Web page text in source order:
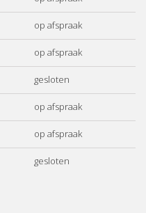
op afspraak
op afspraak
gesloten
op afspraak
op afspraak
gesloten